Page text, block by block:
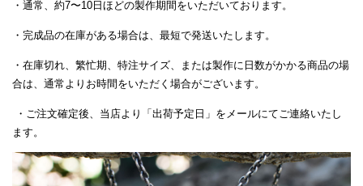
・通常、約7〜10日ほどの製作期間をいただいております。
・完成品の在庫がある場合は、最短で発送いたします。
・在庫切れ、繁忙期、特注サイズ、または製作に日数がかかる商品の場
合は、通常よりお時間をいただく場合がございます。
・ご注文確定後、当店より「出荷予定日」をメールにてご連絡いたし
ます。